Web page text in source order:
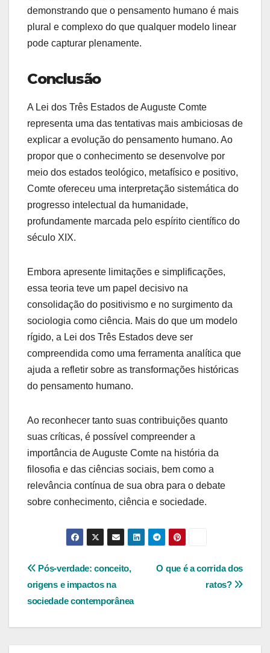
demonstrando que o pensamento humano é mais
plural e complexo do que qualquer modelo linear
pode capturar plenamente.
Conclusão
A Lei dos Três Estados de Auguste Comte
representa uma das tentativas mais ambiciosas de
explicar a evolução do pensamento humano. Ao
propor que o conhecimento se desenvolve por
meio dos estados teológico, metafísico e positivo,
Comte ofereceu uma interpretação sistemática do
progresso intelectual da humanidade,
profundamente marcada pelo espírito científico do
século XIX.
Embora apresente limitações e simplificações,
essa teoria teve um papel decisivo na
consolidação do positivismo e no surgimento da
sociologia como ciência. Mais do que um modelo
rígido, a Lei dos Três Estados deve ser
compreendida como uma ferramenta analítica que
ajuda a refletir sobre as transformações históricas
do pensamento humano.
Ao reconhecer tanto suas contribuições quanto
suas críticas, é possível compreender a
importância de Auguste Comte na história da
filosofia e das ciências sociais, bem como a
relevância contínua de sua obra para o debate
sobre conhecimento, ciência e sociedade.
Navegação
de
Post
O que é a corrida dos
ratos?
Pós-verdade: conceito,
origens e impactos na
sociedade contemporânea